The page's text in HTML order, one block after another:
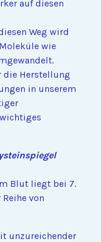
auf diesen
Weg wird
wie
die Herstellung
in unserem
Blut liegt bei 7.
von
unzureichender